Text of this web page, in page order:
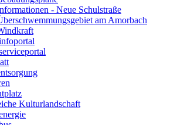
- Neue Schulstraße
am Amorbach
Kulturlandschaft